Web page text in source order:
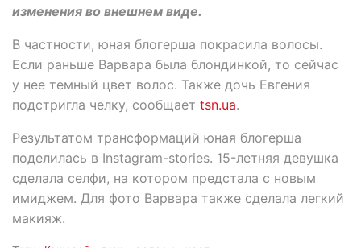
изменения во внешнем виде.
В частности, юная блогерша покрасила волосы.
Если раньше Варвара была блондинкой, то сейчас
у нее темный цвет волос. Также дочь Евгения
подстригла челку, сообщает tsn.ua.
Результатом трансформаций юная блогерша
поделилась в Instagram-stories. 15-летняя девушка
сделала селфи, на котором предстала с новым
имиджем. Для фото Варвара также сделала легкий
макияж.